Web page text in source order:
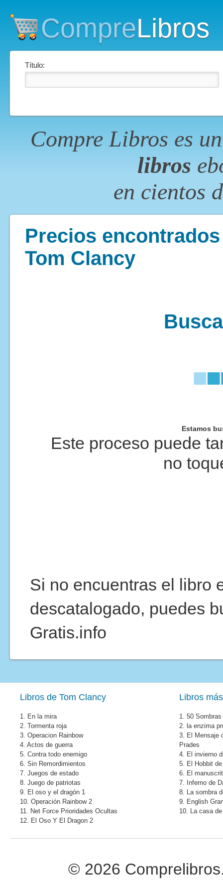
CompreLibros
Título:
Compre Libros es
libros
en cientos
Precios
Tom Clancy
Estamos
Este proceso puede
no
Si no encuentras el libro
descatalogado, puedes
Gratis.info
Libros de Tom Clancy
1. En la mira
2. Tormenta roja
3. Operacion Rainbow
4. Actos de guerra
5. Contra todo enemigo
6. Sin Remordimientos
7. Juegos de estado
8. Juego de patriotas
9. El oso y el dragón 1
10. Operación Rainbow 2
11. Net Force Prioridades Ocultas
12. El Oso Y El Dragon 2
Libros
1. 50
2. la enzima
3. El Mensaje
Prades
4. El invierno
5. El Hobbit
6. El
7. Inferno de
8. La sombra
9. English
10. La casa
© 2026